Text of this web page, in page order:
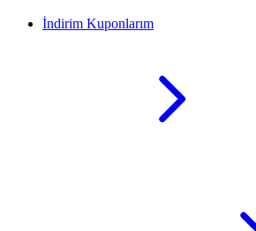
İndirim Kuponlarım